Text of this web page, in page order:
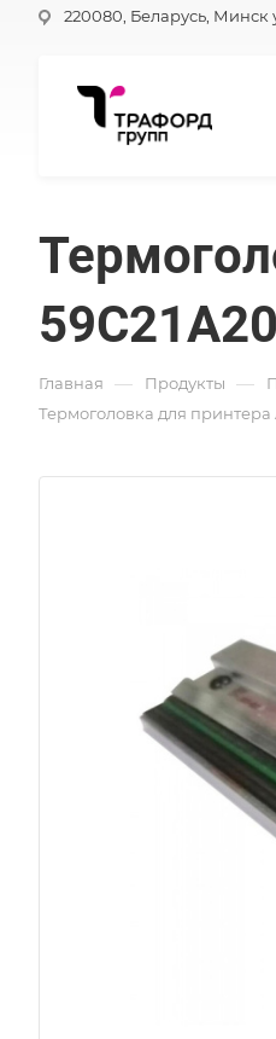
220080, Беларусь, Минск
Главная — Продукты —
Термоголовка для принтера